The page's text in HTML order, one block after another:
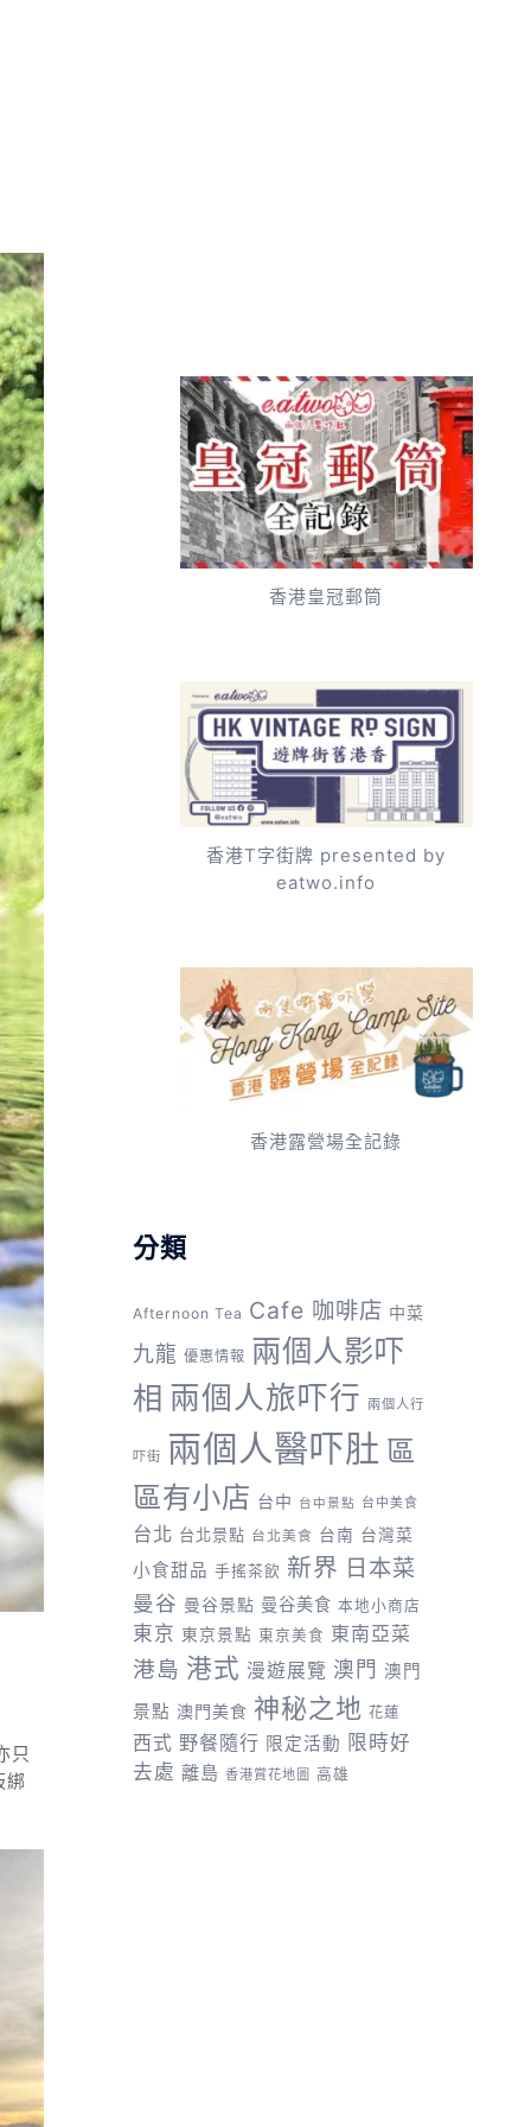
只
綁
香港皇冠郵筒
香港T字街牌 presented by
eatwo.info
香港露營場全記錄
分類
Afternoon Tea Cafe 咖啡店 中菜
九龍 優惠情報 兩個人影吓
相 兩個人旅吓行 兩個人行
吓街 兩個人醫吓肚 區
區有小店 台中 台中景點 台中美食
台北 台北景點 台北美食 台南 台灣菜
小食甜品 手搖茶飲 新界 日本菜
曼谷 曼谷景點 曼谷美食 本地小商店
東京 東京景點 東京美食 東南亞菜
港島 港式 漫遊展覽 澳門 澳門
景點 澳門美食 神秘之地 花蓮
西式 野餐隨行 限定活動 限時好
去處 離島 香港賞花地圖 高雄